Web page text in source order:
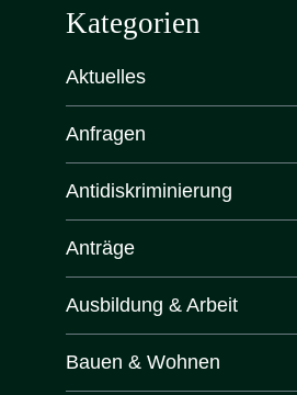
Kategorien
Aktuelles
Anfragen
Antidiskrimi­nierung
Anträge
Ausbildung & Arbeit
Bauen & Wohnen